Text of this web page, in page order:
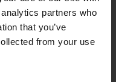
partners who
that you’ve
from your use